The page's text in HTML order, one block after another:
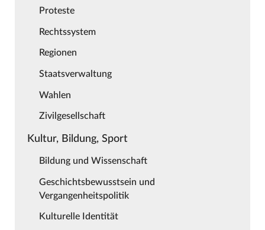
Proteste
Rechtssystem
Regionen
Staatsverwaltung
Wahlen
Zivilgesellschaft
Kultur, Bildung, Sport
Bildung und Wissenschaft
Geschichtsbewusstsein und
Vergangenheitspolitik
Kulturelle Identität